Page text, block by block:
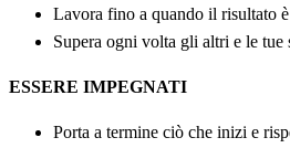
Lavora fino a quando il risultato
Supera ogni volta gli altri e le tue
ESSERE IMPEGNATI
Porta a termine ciò che inizi e